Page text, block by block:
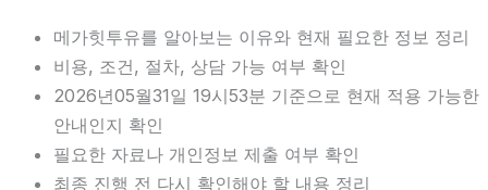
메가힛투유를 알아보는 이유와 현재 필요한 정보 정리
비용, 조건, 절차, 상담 가능 여부 확인
2026년05월31일 19시53분 기준으로 현재 적용 가능한
안내인지 확인
필요한 자료나 개인정보 제출 여부 확인
최종 진행 전 다시 확인해야 할 내용 정리